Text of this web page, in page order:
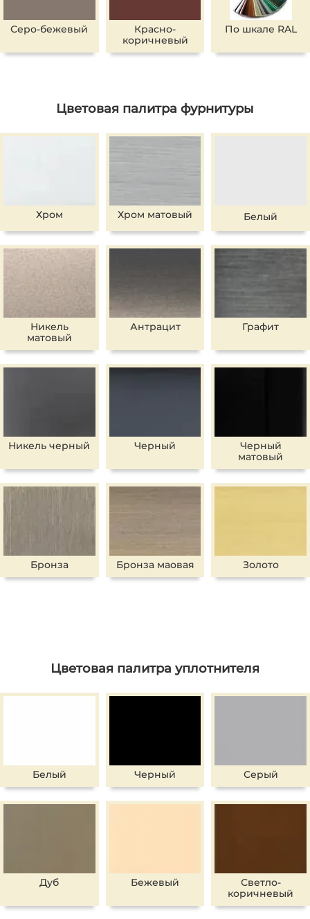
Серо-бежевый
Красно-
коричневый
По шкале RAL
Цветовая палитра фурнитуры
Хром Хром матовый Белый
Никель
матовый
Антрацит Графит
Никель черный Черный
Черный
матовый
Бронза Бронза маовая Золото
Цветовая палитра уплотнителя
Белый Черный Серый
Дуб Бежевый
Светло-
коричневый